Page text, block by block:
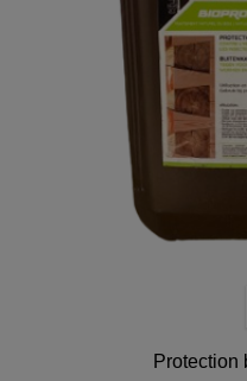
Protection